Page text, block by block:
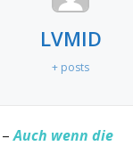
LVMID
+ posts
–Auch wenn die